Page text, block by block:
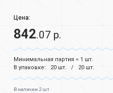
Цена:
842.07 р.
Минимальная партия = 1 шт.
В упаковке:
20 шт. 20 шт.
В наличии 2 шт.